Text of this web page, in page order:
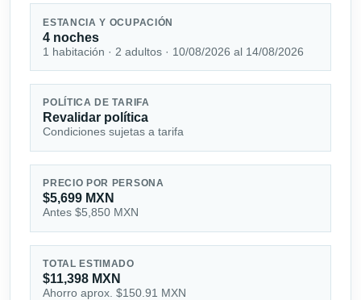
ESTANCIA Y OCUPACIÓN
4 noches
1 habitación · 2 adultos · 10/08/2026 al 14/08/2026
POLÍTICA DE TARIFA
Revalidar política
Condiciones sujetas a tarifa
PRECIO POR PERSONA
$5,699 MXN
Antes $5,850 MXN
TOTAL ESTIMADO
$11,398 MXN
Ahorro aprox. $150.91 MXN